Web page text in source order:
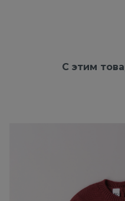
С этим